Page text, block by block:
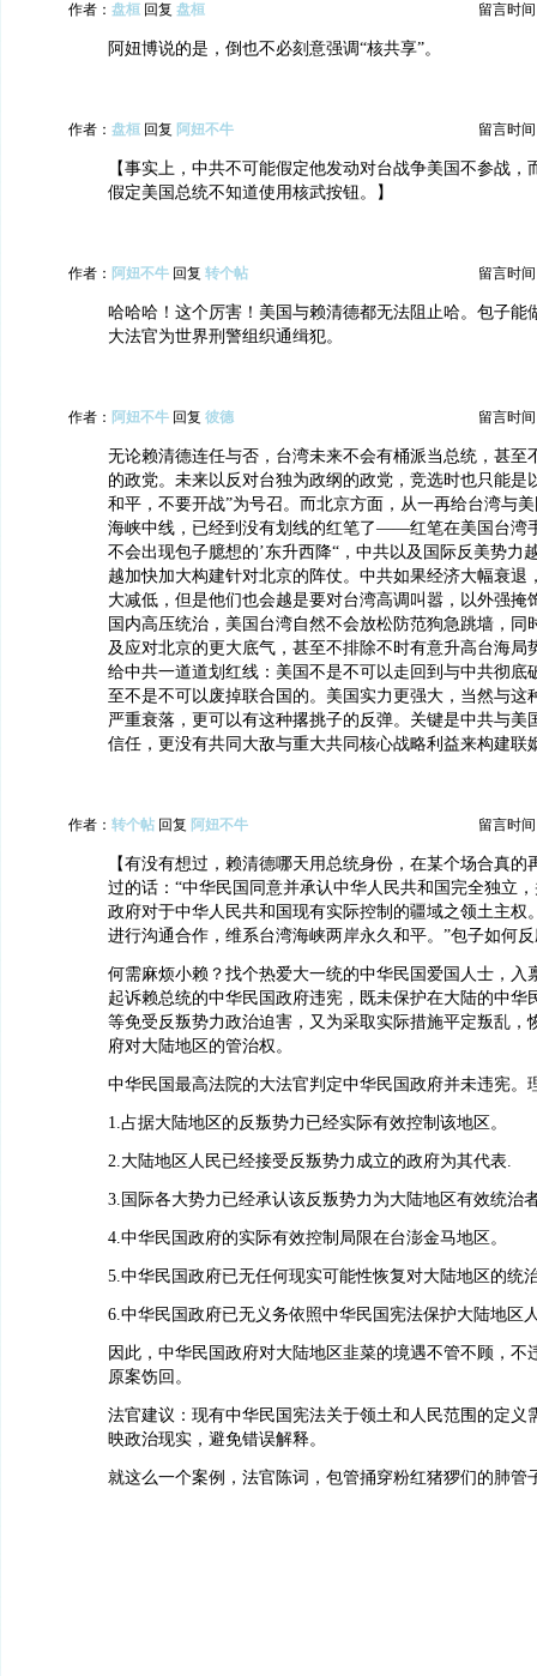
作者： 盘桓 回复 盘桓 留言时间
阿妞博说的是，倒也不必刻意强调“核共享”。
作者： 盘桓 回复 阿妞不牛 留言时间
【事实上，中共不可能假定他发动对台战争美国不参战，
假定美国总统不知道使用核武按钮。】
作者： 阿妞不牛 回复 转个帖 留言时间
哈哈哈！这个厉害！美国与赖清德都无法阻止哈。包子能
大法官为世界刑警组织通缉犯。
作者： 阿妞不牛 回复 彼德 留言时间
无论赖清德连任与否，台湾未来不会有桶派当总统，甚至
的政党。未来以反对台独为政纲的政党，竞选时也只能是
和平，不要开战”为号召。而北京方面，从一再给台湾与
海峡中线，已经到没有划线的红笔了——红笔在美国台湾
不会出现包子臆想的’东升西降“，中共以及国际反美势力
越加快加大构建针对北京的阵仗。中共如果经济大幅衰退
大减低，但是他们也会越是要对台湾高调叫嚣，以外强掩
国内高压统治，美国台湾自然不会放松防范狗急跳墙，同
及应对北京的更大底气，甚至不排除不时有意升高台海局
给中共一道道划红线：美国不是不可以走回到与中共彻底
至不是不可以废掉联合国的。美国实力更强大，当然与这
严重衰落，更可以有这种撂挑子的反弹。关键是中共与美
信任，更没有共同大敌与重大共同核心战略利益来构建联
作者： 转个帖 回复 阿妞不牛 留言时间
【有没有想过，赖清德哪天用总统身份，在某个场合真的
过的话：“中华民国同意并承认中华人民共和国完全独立
政府对于中华人民共和国现有实际控制的疆域之领土主权
进行沟通合作，维系台湾海峡两岸永久和平。”包子如何
何需麻烦小赖？找个热爱大一统的中华民国爱国人士，入
起诉赖总统的中华民国政府违宪，既未保护在大陆的中华
等免受反叛势力政治迫害，又为采取实际措施平定叛乱，
府对大陆地区的管治权。
中华民国最高法院的大法官判定中华民国政府并未违宪。
1.占据大陆地区的反叛势力已经实际有效控制该地区。
2.大陆地区人民已经接受反叛势力成立的政府为其代表.
3.国际各大势力已经承认该反叛势力为大陆地区有效统治
4.中华民国政府的实际有效控制局限在台澎金马地区。
5.中华民国政府已无任何现实可能性恢复对大陆地区的统
6.中华民国政府已无义务依照中华民国宪法保护大陆地区
因此，中华民国政府对大陆地区韭菜的境遇不管不顾，不
原案饬回。
法官建议：现有中华民国宪法关于领土和人民范围的定义
映政治现实，避免错误解释。
就这么一个案例，法官陈词，包管捅穿粉红猪猡们的肺管